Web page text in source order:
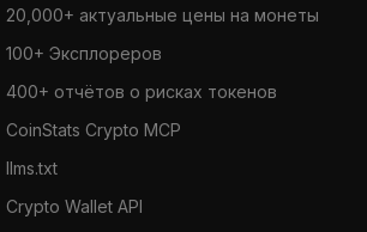
20,000+ актуальные цены на монеты
100+ Эксплореров
400+ отчётов о рисках токенов
CoinStats Crypto MCP
llms.txt
Crypto Wallet API